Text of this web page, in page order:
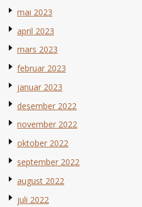
mai 2023
april 2023
mars 2023
februar 2023
januar 2023
desember 2022
november 2022
oktober 2022
september 2022
august 2022
juli 2022